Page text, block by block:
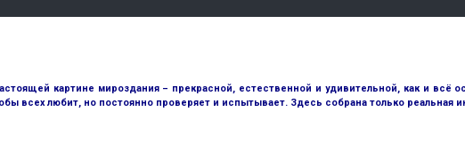
картине мироздания – прекрасной, естественной и удивительной, как и всё
всех любит, но постоянно проверяет и испытывает. Здесь собрана только реальная